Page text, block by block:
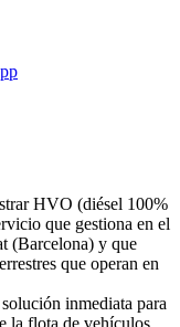
HVO (diésel 100%
que gestiona en el
(Barcelona) y que
que operan en
inmediata para
la flota de vehículos